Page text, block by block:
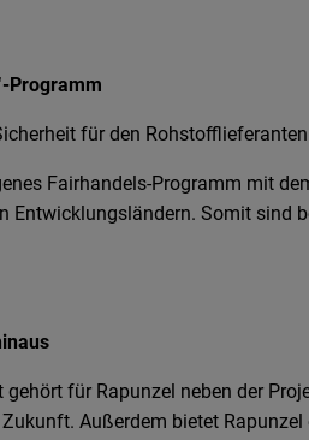
Programm
für den
Fairhandels-Programm mit
Somit sind
für Rapunzel neben der
Außerdem bietet